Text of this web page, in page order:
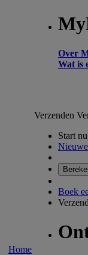
Over
Wat is
Home
Verzenden
Start nu
Boek